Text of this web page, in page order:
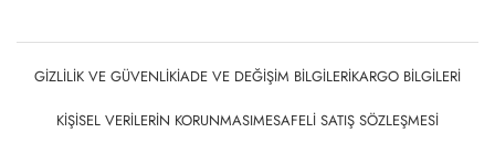
GIZLILIK VE GÜVENLIKİADE VE DEĞIŞIM BILGILERIKARGO BILGILERI
KIŞISEL VERILERIN KORUNMASIMESAFELI SATIŞ SÖZLEŞMESI